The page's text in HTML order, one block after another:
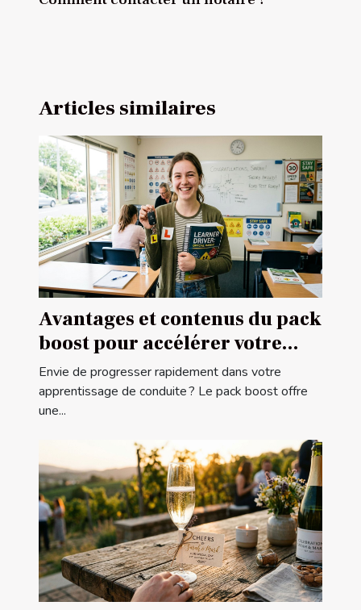
Articles similaires
Avantages et contenus du pack
boost pour accélérer votre
apprentissage de conduite
Envie de progresser rapidement dans votre
apprentissage de conduite ? Le pack boost offre
une...